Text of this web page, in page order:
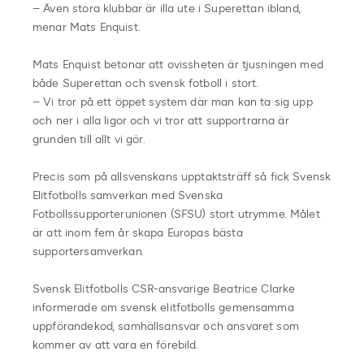
– Även stora klubbar är illa ute i Superettan ibland,
menar Mats Enquist.
Mats Enquist betonar att ovissheten är tjusningen med
både Superettan och svensk fotboll i stort.
– Vi tror på ett öppet system där man kan ta sig upp
och ner i alla ligor och vi tror att supportrarna är
grunden till allt vi gör.
Precis som på allsvenskans upptaktsträff så fick Svensk
Elitfotbolls samverkan med Svenska
Fotbollssupporterunionen (SFSU) stort utrymme. Målet
är att inom fem år skapa Europas bästa
supportersamverkan.
Svensk Elitfotbolls CSR-ansvarige Beatrice Clarke
informerade om svensk elitfotbolls gemensamma
uppförandekod, samhällsansvar och ansvaret som
kommer av att vara en förebild.